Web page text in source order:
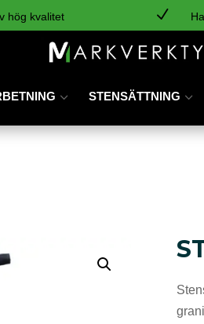
hög kvalitet N
STENSÄTTNING